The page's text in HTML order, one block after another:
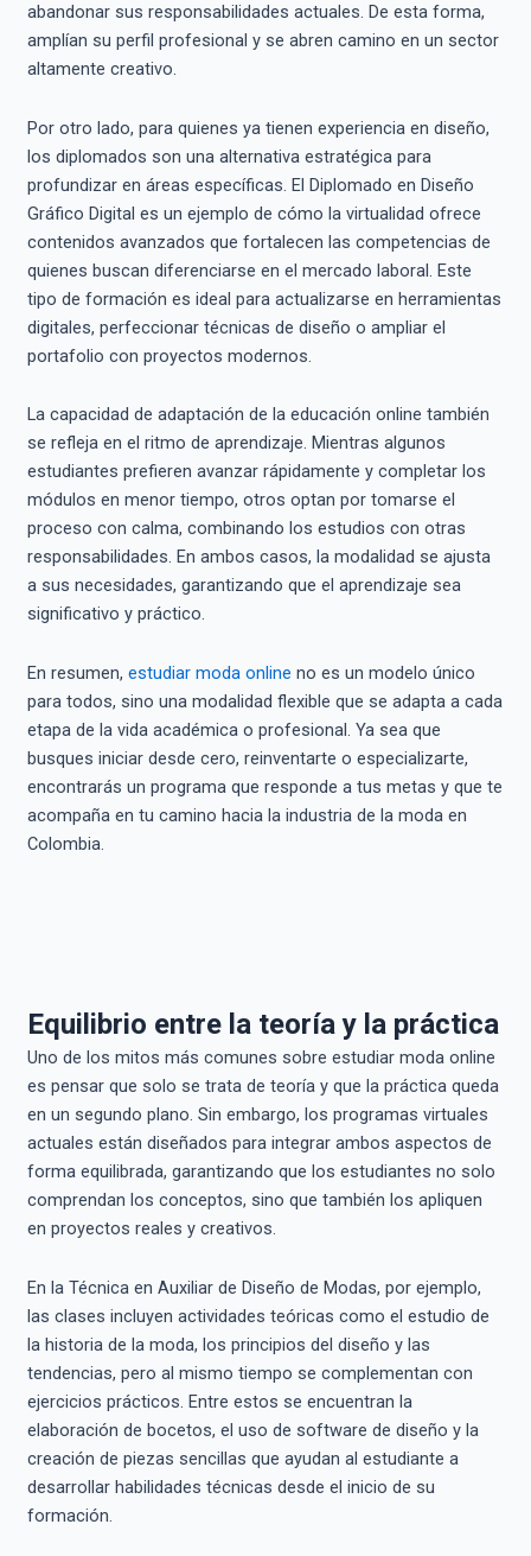
abandonar sus responsabilidades actuales. De esta forma,
amplían su perfil profesional y se abren camino en un sector
altamente creativo.
Por otro lado, para quienes ya tienen experiencia en diseño,
los diplomados son una alternativa estratégica para
profundizar en áreas específicas. El Diplomado en Diseño
Gráfico Digital es un ejemplo de cómo la virtualidad ofrece
contenidos avanzados que fortalecen las competencias de
quienes buscan diferenciarse en el mercado laboral. Este
tipo de formación es ideal para actualizarse en herramientas
digitales, perfeccionar técnicas de diseño o ampliar el
portafolio con proyectos modernos.
La capacidad de adaptación de la educación online también
se refleja en el ritmo de aprendizaje. Mientras algunos
estudiantes prefieren avanzar rápidamente y completar los
módulos en menor tiempo, otros optan por tomarse el
proceso con calma, combinando los estudios con otras
responsabilidades. En ambos casos, la modalidad se ajusta
a sus necesidades, garantizando que el aprendizaje sea
significativo y práctico.
En resumen, estudiar moda online no es un modelo único
para todos, sino una modalidad flexible que se adapta a cada
etapa de la vida académica o profesional. Ya sea que
busques iniciar desde cero, reinventarte o especializarte,
encontrarás un programa que responde a tus metas y que te
acompaña en tu camino hacia la industria de la moda en
Colombia.
Equilibrio entre la teoría y la práctica
Uno de los mitos más comunes sobre estudiar moda online
es pensar que solo se trata de teoría y que la práctica queda
en un segundo plano. Sin embargo, los programas virtuales
actuales están diseñados para integrar ambos aspectos de
forma equilibrada, garantizando que los estudiantes no solo
comprendan los conceptos, sino que también los apliquen
en proyectos reales y creativos.
En la Técnica en Auxiliar de Diseño de Modas, por ejemplo,
las clases incluyen actividades teóricas como el estudio de
la historia de la moda, los principios del diseño y las
tendencias, pero al mismo tiempo se complementan con
ejercicios prácticos. Entre estos se encuentran la
elaboración de bocetos, el uso de software de diseño y la
creación de piezas sencillas que ayudan al estudiante a
desarrollar habilidades técnicas desde el inicio de su
formación.